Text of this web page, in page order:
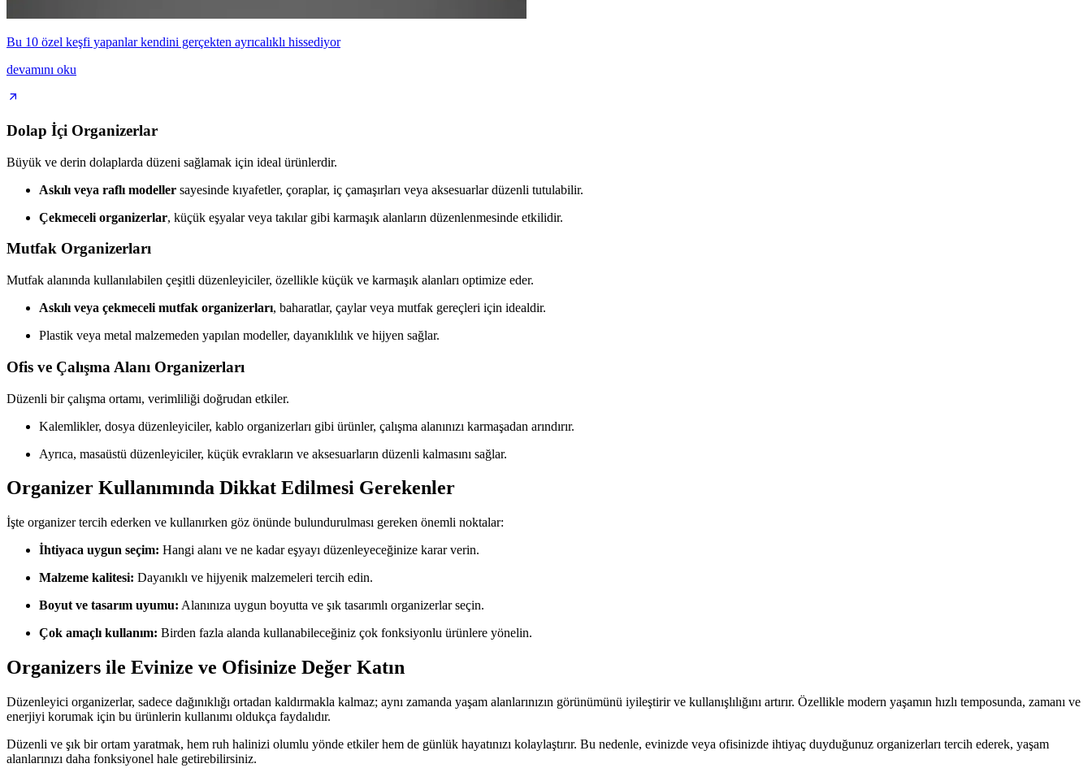
Bu 10 özel keşfi yapanlar kendini gerçekten ayrıcalıklı hissediyor
devamını oku
Dolap İçi Organizerlar
Büyük ve derin dolaplarda düzeni sağlamak için ideal ürünlerdir.
Askılı veya raflı modeller sayesinde kıyafetler, çoraplar, iç çamaşırları veya aksesuarlar düzenli tutulabilir.
Çekmeceli organizerlar, küçük eşyalar veya takılar gibi karmaşık alanların düzenlenmesinde etkilidir.
Mutfak Organizerları
Mutfak alanında kullanılabilen çeşitli düzenleyiciler, özellikle küçük ve karmaşık alanları optimize eder.
Askılı veya çekmeceli mutfak organizerları, baharatlar, çaylar veya mutfak gereçleri için idealdir.
Plastik veya metal malzemeden yapılan modeller, dayanıklılık ve hijyen sağlar.
Ofis ve Çalışma Alanı Organizerları
Düzenli bir çalışma ortamı, verimliliği doğrudan etkiler.
Kalemlikler, dosya düzenleyiciler, kablo organizerları gibi ürünler, çalışma alanınızı karmaşadan arındırır.
Ayrıca, masaüstü düzenleyiciler, küçük evrakların ve aksesuarların düzenli kalmasını sağlar.
Organizer Kullanımında Dikkat Edilmesi Gerekenler
İşte organizer tercih ederken ve kullanırken göz önünde bulundurulması gereken önemli noktalar:
İhtiyaca uygun seçim: Hangi alanı ve ne kadar eşyayı düzenleyeceğinize karar verin.
Malzeme kalitesi: Dayanıklı ve hijyenik malzemeleri tercih edin.
Boyut ve tasarım uyumu: Alanınıza uygun boyutta ve şık tasarımlı organizerlar seçin.
Çok amaçlı kullanım: Birden fazla alanda kullanabileceğiniz çok fonksiyonlu ürünlere yönelin.
Organizers ile Evinize ve Ofisinize Değer Katın
Düzenleyici organizerlar, sadece dağınıklığı ortadan kaldırmakla kalmaz; aynı zamanda yaşam alanlarınızın görünümünü iyileştirir ve kullanışlılığını artırır. Özellikle modern yaşamın hızlı temposunda, zamanı ve
enerjiyi korumak için bu ürünlerin kullanımı oldukça faydalıdır.
Düzenli ve şık bir ortam yaratmak, hem ruh halinizi olumlu yönde etkiler hem de günlük hayatınızı kolaylaştırır. Bu nedenle, evinizde veya ofisinizde ihtiyaç duyduğunuz organizerları tercih ederek, yaşam
alanlarınızı daha fonksiyonel hale getirebilirsiniz.